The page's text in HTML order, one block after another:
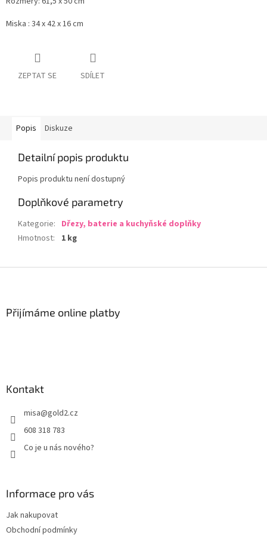
Miska : 34 x 42 x 16 cm
ZEPTAT SE SDÍLET
Popis Diskuze
Detailní popis produktu
Popis produktu není dostupný
Doplňkové parametry
Kategorie: Dřezy, baterie a kuchyňské doplňky
Hmotnost: 1 kg
Přijímáme online platby
Kontakt
misa@gold2.cz
608 318 783
Co je u nás nového?
Informace pro vás
Jak nakupovat
Obchodní podmínky